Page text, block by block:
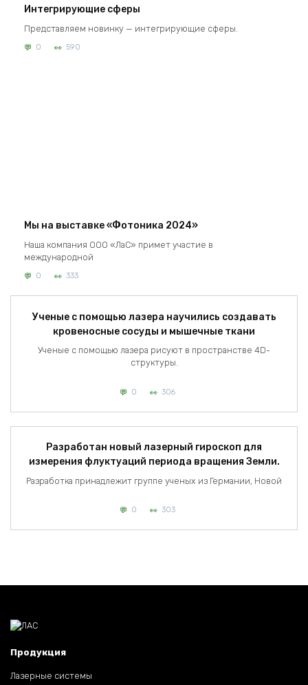
Интегрирующие сферы
Представляем новинку — интегрирующие сферы.
0 590
Мы на выставке «Фотоника 2024»
Наша компания ООО «ЛаС» примет участие в
международной
0 333
Ученые с помощью лазера научились создавать
кровеносные сосуды и мышечные ткани
Ученые с помощью лазера рисуют в пространстве 4D-
структуры.
0 306
Разработан новый лазерный гироскоп для
измерения флуктуаций периода вращения Земли.
Разработка принадлежит группе ученых из Германии, Новой
0 303
Продукция
Лазерные системы